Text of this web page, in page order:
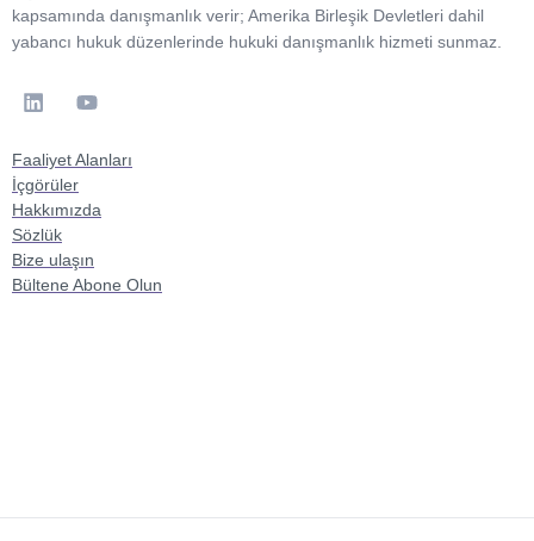
kapsamında danışmanlık verir; Amerika Birleşik Devletleri dahil
yabancı hukuk düzenlerinde hukuki danışmanlık hizmeti sunmaz.
Faaliyet Alanları
İçgörüler
Hakkımızda
Sözlük
Bize ulaşın
Bültene Abone Olun